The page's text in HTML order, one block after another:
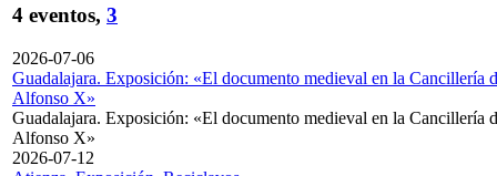
4 eventos, 3
2026-07-06
Guadalajara. Exposición: «El documento medieval en la Cancillería
Alfonso X»
Guadalajara. Exposición: «El documento medieval en la Cancillería
Alfonso X»
2026-07-12